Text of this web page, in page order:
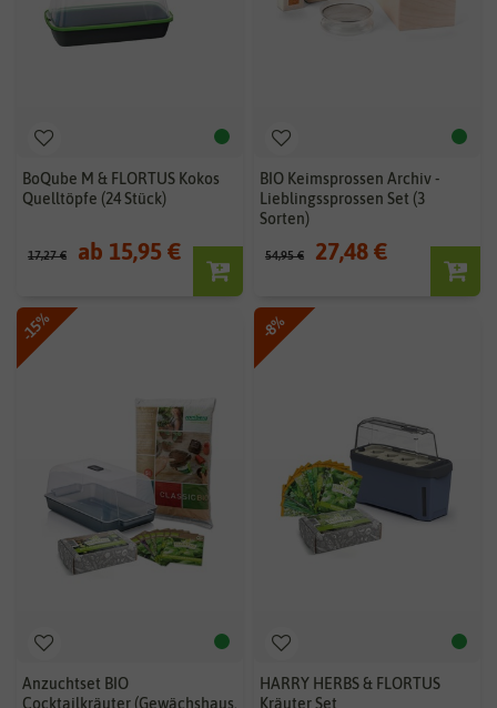
BoQube M & FLORTUS Kokos
Quelltöpfe (24 Stück)
17,27 € ab 15,95 €
BIO Keimsprossen Archiv -
Lieblingssprossen Set (3
Sorten)
54,95 € 27,48 €
-15%
Anzuchtset BIO
Cocktailkräuter (Gewächshaus,
-8%
HARRY HERBS & FLORTUS
Kräuter Set